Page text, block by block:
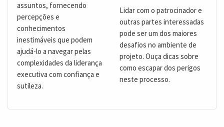
assuntos, fornecendo
percepções e
conhecimentos
inestimáveis que podem
ajudá-lo a navegar pelas
complexidades da liderança
executiva com confiança e
sutileza.
Lidar com o patrocinador e
outras partes interessadas
pode ser um dos maiores
desafios no ambiente de
projeto. Ouça dicas sobre
como escapar dos perigos
neste processo.